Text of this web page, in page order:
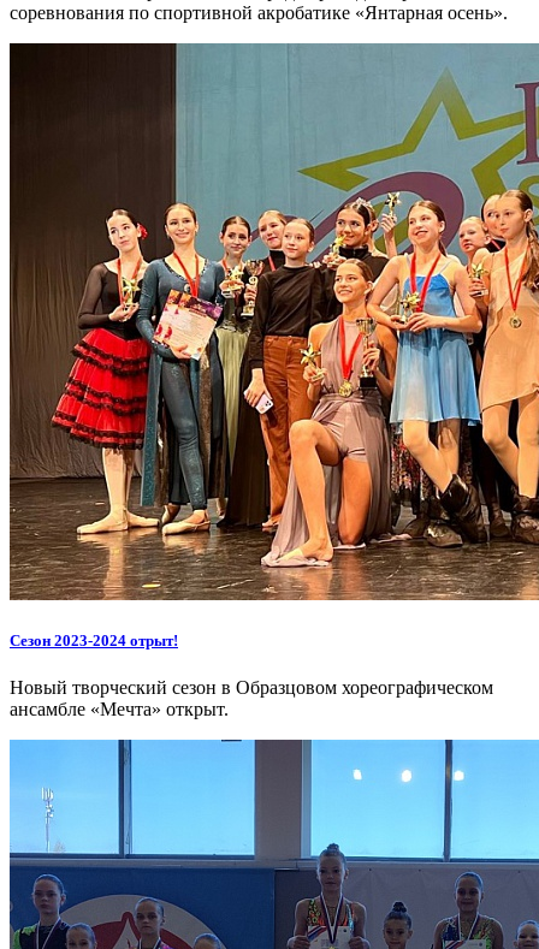
соревнования по спортивной акробатике «Янтарная осень».
Сезон 2023-2024 отрыт!
Новый творческий сезон в Образцовом хореографическом
ансамбле «Мечта» открыт.